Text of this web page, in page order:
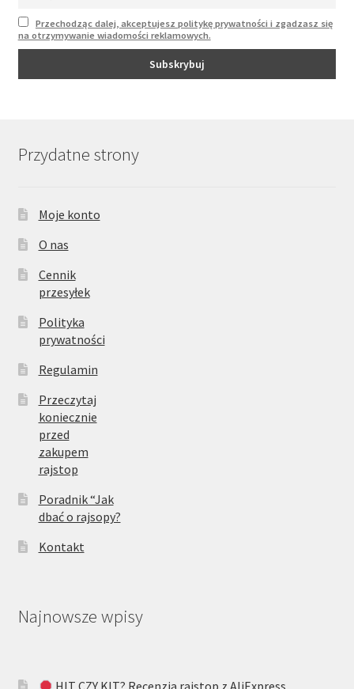
Przechodząc dalej, akceptujesz politykę prywatności i zgadzasz się
na otrzymywanie wiadomości reklamowych.
Przydatne strony
Moje konto
O nas
Cennik
przesyłek
Polityka
prywatności
Regulamin
Przeczytaj
koniecznie
przed
zakupem
rajstop
Poradnik “Jak
dbać o rajsopy?
Kontakt
Najnowsze wpisy